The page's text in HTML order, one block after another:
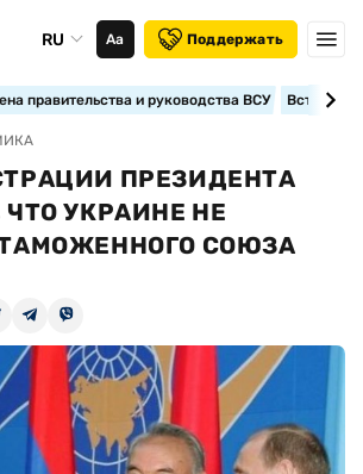
RU Аа Поддержать
правительства и руководства ВСУ
ПРЕЗИДЕНТА
УКРАИНЕ НЕ
СОЮЗА